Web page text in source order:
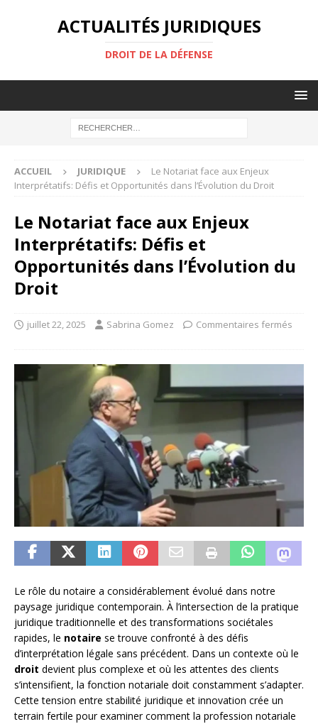
ACTUALITÉS JURIDIQUES
DROIT DE LA DÉFENSE
ACCUEIL JURIDIQUE
Le Notariat face aux Enjeux
Interprétatifs: Défis et Opportunités dans l’Évolution du Droit
Le Notariat face aux Enjeux
Interprétatifs: Défis et
Opportunités dans l’Évolution du
Droit
juillet 22, 2025 Sabrina Gomez Commentaires fermés
Le rôle du notaire a considérablement évolué dans notre
paysage juridique contemporain. À l’intersection de la pratique
juridique traditionnelle et des transformations sociétales
rapides, le notaire se trouve confronté à des défis
d’interprétation légale sans précédent. Dans un contexte où le
droit devient plus complexe et où les attentes des clients
s’intensifient, la fonction notariale doit constamment s’adapter.
Cette tension entre stabilité juridique et innovation crée un
terrain fertile pour examiner comment la profession notariale